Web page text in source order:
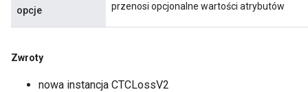
opcje przenosi opcjonalne wartości atrybutów
Zwroty
nowa instancja CTCLossV2